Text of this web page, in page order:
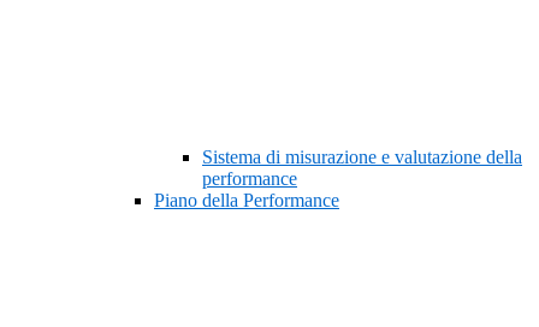
Sistema di misurazione e valutazione della
performance
Piano della Performance